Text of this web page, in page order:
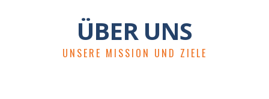
ÜBER UNS
UNSERE MISSION UND ZIELE